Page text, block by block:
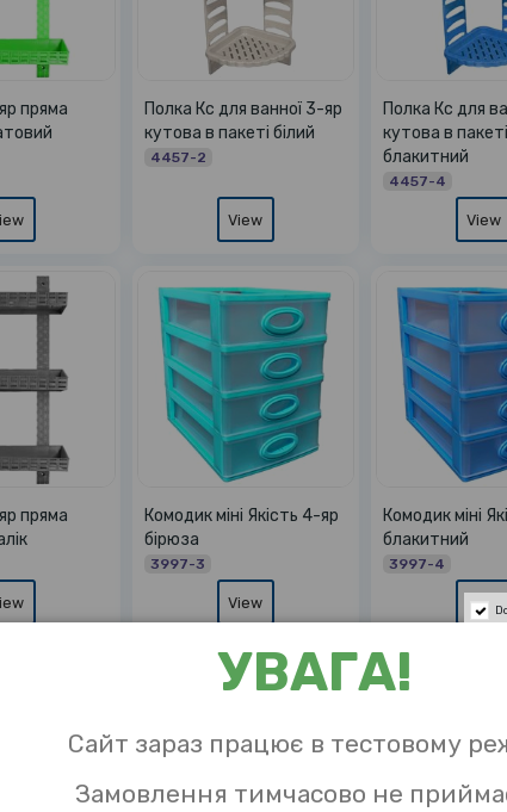
пряма
Полка Кс для ванної 3-яр
кутова в пакеті білий
4457-2
View
Полка Кс для
кутова в пакеті
блакитний
4457-4
View
пряма
Комодик міні Якість 4-яр
бірюза
3997-3
View
Комодик міні
блакитний
3997-4
View
УВАГА!
Сайт зараз працює в тестовому
Замовлення тимчасово не